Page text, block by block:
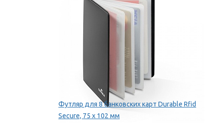
Футляр для 8 банковских карт Durable Rfid
Secure, 75 х 102 мм